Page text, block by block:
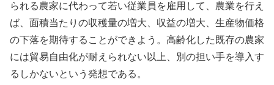
られる農家に代わって若い従業員を雇用して、農業を行え
ば、面積当たりの収穫量の増大、収益の増大、生産物価格
の下落を期待することができよう。高齢化した既存の農家
には貿易自由化が耐えられない以上、別の担い手を導入す
るしかないという発想である。